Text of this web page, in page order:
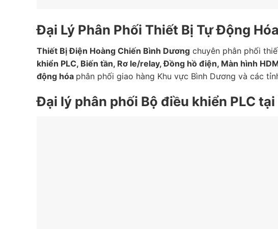
Đại Lý Phân Phối Thiết Bị Tự Động
Thiết Bị Điện Hoàng Chiến Bình Dương chuyên phân phối
khiển PLC, Biến tần, Rơ le/relay, Đồng hồ điện, Màn hình
động hóa phân phối giao hàng Khu vực Bình Dương và các
Đại lý phân phối Bộ điều khiển PLC